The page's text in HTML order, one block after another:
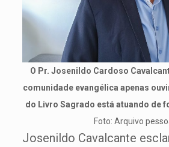
O Pr. Josenildo Cardoso
comunidade evangélica apenas
do Livro Sagrado está atuando de
Foto: Arquivo
Josenildo Cavalcante